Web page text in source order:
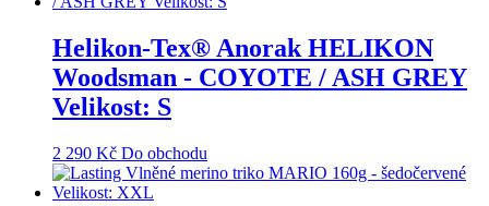
Helikon-Tex® Anorak HELIKON
Woodsman - COYOTE / ASH GREY
Velikost: S
2 290 Kč Do obchodu